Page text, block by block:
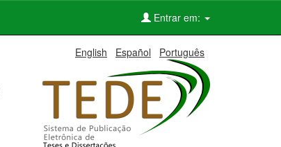
Entrar em:
English Español Português